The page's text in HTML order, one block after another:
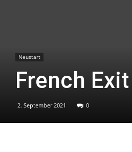
Neustart
French Exit
2. September 2021 0